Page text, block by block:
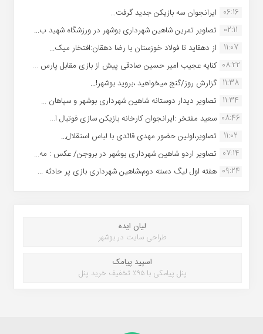
06:16 ایرانجوان سه بازیکن جدید گرفت...
02:11
تصاویر تمرین شاهین شهردارى بوشهر در ورزشگاه شهید ب...
11:07
از دهقاید تا فولاد خوزستان با رضا دهقان:افتخار میک...
08:22 کنایه عجیب امیر حسین صادقی پیش از بازی مقابل پارس ...
11:38 گزارش روز/گنج میخواهید ،بروید بوشهر!...
11:34 تصاویر دیدار دوستانه شاهین شهردارى بوشهر و سپاهان ...
08:46 سعید مفتخر :ایرانجوان کارخانه بازیکن سازی فوتبال ا...
11:02
تصاویر،اولین حضور مهدی قائدی با لباس استقلال...
07:14 تصاویر اردو شاهین شهرداری بوشهر در بروجن/ عکس : مه...
09:24 هفته اول لیگ دسته دوم،شاهین شهرداری بازی پر حادثه ...
لیان ایده
طراحی سایت در بوشهر
اسپید پیامک
پنل پیامکی با ۹۵٪ تخفیف خرید پنل